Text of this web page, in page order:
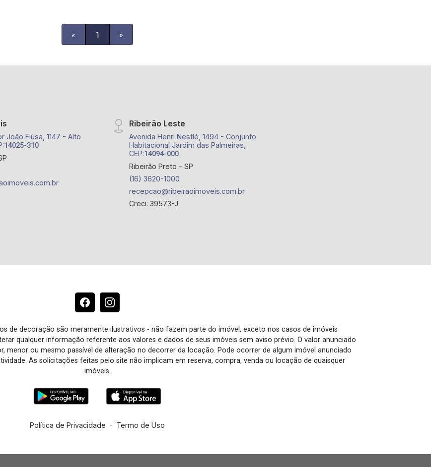
« 1 »
João Fiúsa, 1147 - Alto
14025-310
Ribeirão Leste
Avenida Henri Nestlé, 1494 - Conjunto
Habitacional Jardim das Palmeiras,
CEP:14094-000
Ribeirão Preto - SP
(16) 3620-1000
recepcao@ribeiraoimoveis.com.br
Creci: 39573-J
de decoração são meramente ilustrativos - não fazem parte do imóvel, exceto nos casos de imóveis
qualquer informação referente aos valores e dados de seus imóveis sem aviso prévio. O valor anunciado
menor ou mesmo passível de alteração no decorrer da locação. Pode ocorrer de algum imóvel anunciado
As solicitações feitas pelo site não implicam em reserva, compra, venda ou locação de quaisquer
imóveis.
Política de Privacidade - Termo de Uso